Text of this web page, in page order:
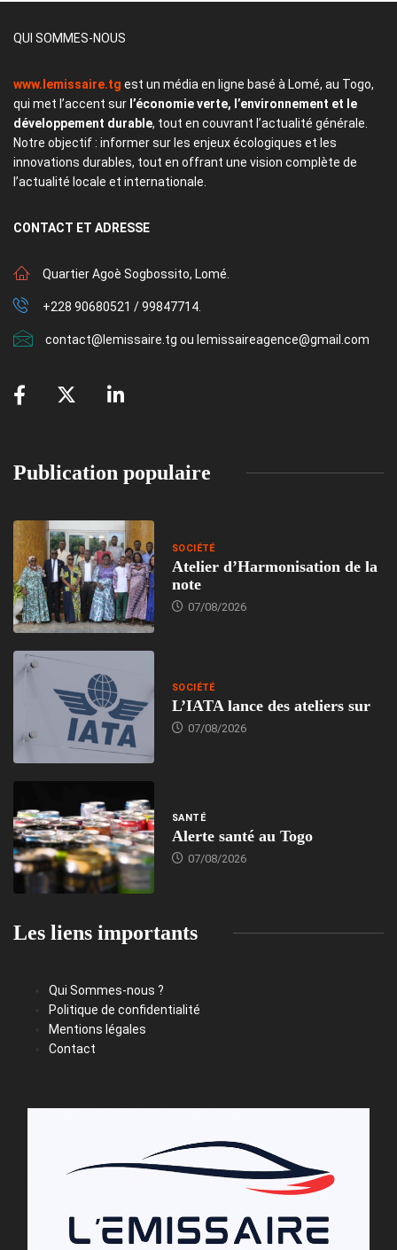
QUI SOMMES-NOUS
www.lemissaire.tg est un média en ligne basé à Lomé, au Togo,
qui met l’accent sur l’économie verte, l’environnement et le
développement durable, tout en couvrant l’actualité générale.
Notre objectif : informer sur les enjeux écologiques et les
innovations durables, tout en offrant une vision complète de
l’actualité locale et internationale.
CONTACT ET ADRESSE
Quartier Agoè Sogbossito, Lomé.
+228 90680521 / 99847714.
contact@lemissaire.tg ou lemissaireagence@gmail.com
Publication populaire
SOCIÉTÉ
Atelier d’Harmonisation de la
note
07/08/2026
SOCIÉTÉ
L’IATA lance des ateliers sur
07/08/2026
SANTÉ
Alerte santé au Togo
07/08/2026
Les liens importants
Qui Sommes-nous ?
Politique de confidentialité
Mentions légales
Contact